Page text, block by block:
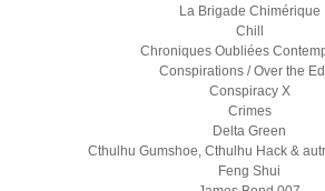
La Brigade Chimérique
Chill
Chroniques Oubliées
Conspirations / Over the
Conspiracy X
Crimes
Delta Green
Cthulhu Gumshoe, Cthulhu Hack &
Feng Shui